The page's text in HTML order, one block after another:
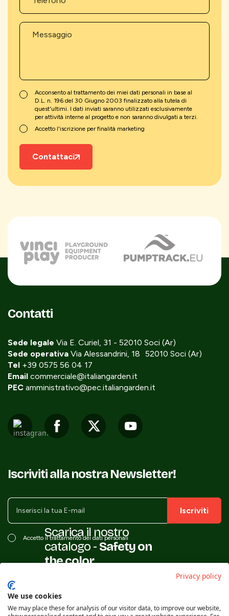
Acconsento al trattamento dei miei dati personali in base al
D.L. n. 196 del 30 Giugno 2003 finalizzato alla tutela di
quest'ultimi. I dati inviati saranno utilizzati esclusivamente
per attività interne al progetto e non saranno divulgati a terzi.
Accetto l'iscrizione per finalità marketing
Contattaci
Contatti
Sede legale Via E. Curiel, 31 - 52010 Soci (Ar)
Sede operativa Via Alessandrini, 18 52010 Soci (Ar)
Tel +39 0575 56 04 17
Email commerciale@italiangarden.it
PEC amministrativo@pec.italiangarden.it
Iscriviti alla nostra Newsletter!
Iscriviti
Accetto il trattamento dei dati personali
Scarica il nostro
catalogo - Safety on
the color
Privacy policy
We use cookies
We may place these for analysis of our visitor data, to improve our website,